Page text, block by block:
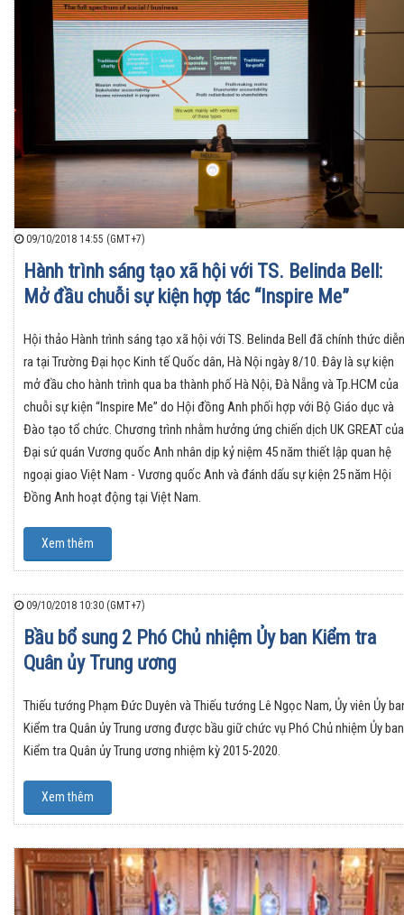
09/10/2018 14:55 (GMT+7)
Hành trình sáng tạo xã hội với TS. Belinda Bell:
Mở đầu chuỗi sự kiện hợp tác “Inspire Me”
Hội thảo Hành trình sáng tạo xã hội với TS. Belinda Bell đã chính thức diễn
ra tại Trường Đại học Kinh tế Quốc dân, Hà Nội ngày 8/10. Đây là sự kiện
mở đầu cho hành trình qua ba thành phố Hà Nội, Đà Nẵng và Tp.HCM của
chuỗi sự kiện “Inspire Me” do Hội đồng Anh phối hợp với Bộ Giáo dục và
Đào tạo tổ chức. Chương trình nhằm hưởng ứng chiến dịch UK GREAT của
Đại sứ quán Vương quốc Anh nhân dịp kỷ niệm 45 năm thiết lập quan hệ
ngoại giao Việt Nam - Vương quốc Anh và đánh dấu sự kiện 25 năm Hội
Đồng Anh hoạt động tại Việt Nam.
Xem thêm
09/10/2018 10:30 (GMT+7)
Bầu bổ sung 2 Phó Chủ nhiệm Ủy ban Kiểm tra
Quân ủy Trung ương
Thiếu tướng Phạm Đức Duyên và Thiếu tướng Lê Ngọc Nam, Ủy viên Ủy
Kiểm tra Quân ủy Trung ương được bầu giữ chức vụ Phó Chủ nhiệm Ủy ban
Kiểm tra Quân ủy Trung ương nhiệm kỳ 2015-2020.
Xem thêm